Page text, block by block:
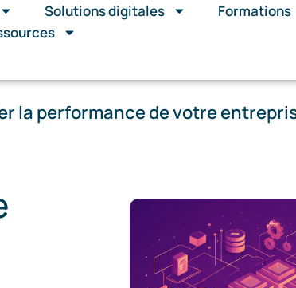
Solutions digitales
Formations
la performance de votre